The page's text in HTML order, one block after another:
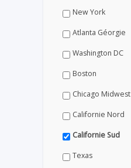
New York
Atlanta Géorgie
Washington DC
Boston
Chicago Midwest
Californie Nord
Californie Sud
Texas